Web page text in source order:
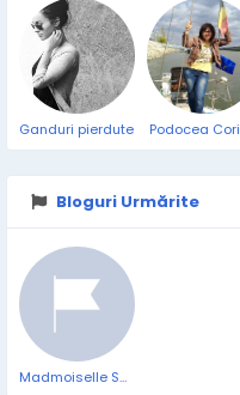
Ganduri pierdute Podocea
Bloguri Urmărite
Madmoiselle Sarcastique